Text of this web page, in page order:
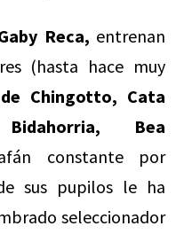
Reca, entrenan
(hasta hace muy
Chingotto, Cata
Bea
constante por
sus pupilos le ha
seleccionador